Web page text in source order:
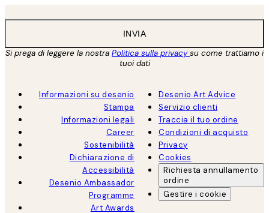
INVIA
Si prega di leggere la nostra Politica sulla privacysu come trattiamo i
tuoi dati
Informazioni su desenio
Stampa
Informazioni legali
Career
Sostenibilità
Dichiarazione di
Accessibilità
Desenio Ambassador
Programme
Art Awards
Desenio Art Advice
Servizio clienti
Traccia il tuo ordine
Condizioni di acquisto
Privacy
Cookies
Richiesta annullamento
ordine
Gestire i cookie